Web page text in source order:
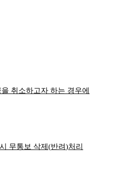
취소하고자 하는 경우에
무통보 삭제 (반려)처리